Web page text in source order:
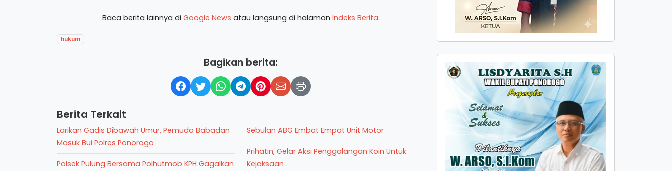
Baca berita lainnya di Google News atau langsung di halaman Indeks Berita.
hukum
Bagikan berita:
Berita Terkait
Larikan Gadis Dibawah Umur, Pemuda Babadan
Masuk Bui Polres Ponorogo
Polsek Pulung Bersama Polhutmob KPH Gagalkan
Sebulan ABG Embat Empat Unit Motor
Prihatin, Gelar Aksi Penggalangan Koin Untuk
Kejaksaan